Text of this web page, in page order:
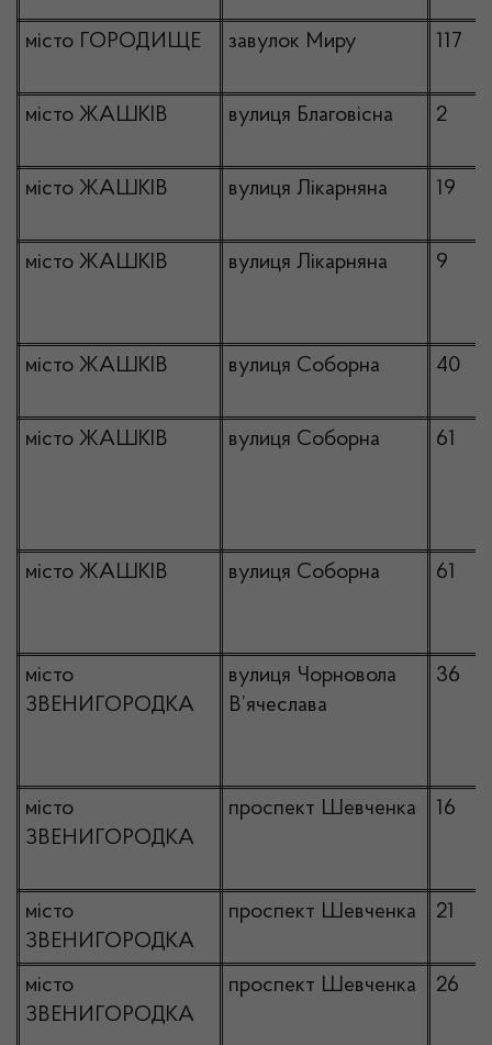
місто ГОРОДИЩЕ завулок Миру 117
місто ЖАШКІВ вулиця Благовісна 2
місто ЖАШКІВ вулиця Лікарняна 19
місто ЖАШКІВ вулиця Лікарняна 9
місто ЖАШКІВ вулиця Соборна 40
місто ЖАШКІВ вулиця Соборна 61
місто ЖАШКІВ вулиця Соборна 61
місто
ЗВЕНИГОРОДКА
вулиця Чорновола
В’ячеслава
36
місто
ЗВЕНИГОРОДКА
проспект Шевченка 16
місто
ЗВЕНИГОРОДКА
проспект Шевченка 21
місто
ЗВЕНИГОРОДКА
проспект Шевченка 26